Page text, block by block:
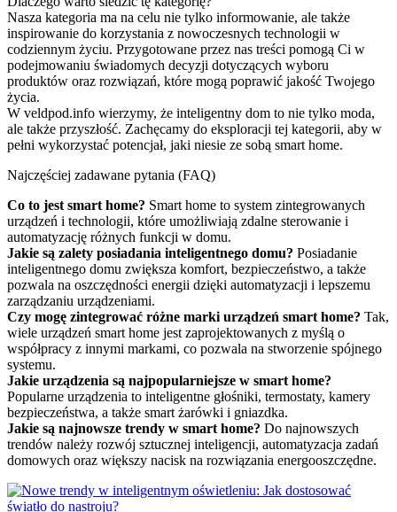
Nasza kategoria ma na celu nie tylko informowanie, ale także
inspirowanie do korzystania z nowoczesnych technologii w
codziennym życiu. Przygotowane przez nas treści pomogą Ci w
podejmowaniu świadomych decyzji dotyczących wyboru
produktów oraz rozwiązań, które mogą poprawić jakość Twojego
życia.
W veldpod.info wierzymy, że inteligentny dom to nie tylko moda,
ale także przyszłość. Zachęcamy do eksploracji tej kategorii, aby w
pełni wykorzystać potencjał, jaki niesie ze sobą smart home.
Najczęściej zadawane pytania (FAQ)
Co to jest smart home? Smart home to system zintegrowanych
urządzeń i technologii, które umożliwiają zdalne sterowanie i
automatyzację różnych funkcji w domu.
Jakie są zalety posiadania inteligentnego domu? Posiadanie
inteligentnego domu zwiększa komfort, bezpieczeństwo, a także
pozwala na oszczędności energii dzięki automatyzacji i lepszemu
zarządzaniu urządzeniami.
Czy mogę zintegrować różne marki urządzeń smart home? Tak,
wiele urządzeń smart home jest zaprojektowanych z myślą o
współpracy z innymi markami, co pozwala na stworzenie spójnego
systemu.
Jakie urządzenia są najpopularniejsze w smart home?
Popularne urządzenia to inteligentne głośniki, termostaty, kamery
bezpieczeństwa, a także smart żarówki i gniazdka.
Jakie są najnowsze trendy w smart home? Do najnowszych
trendów należy rozwój sztucznej inteligencji, automatyzacja zadań
domowych oraz większy nacisk na rozwiązania energooszczędne.